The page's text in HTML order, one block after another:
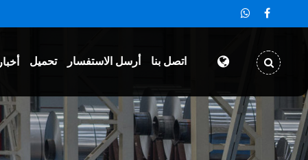
أخبار تحميل أرسل الاستفسار اتصل بنا